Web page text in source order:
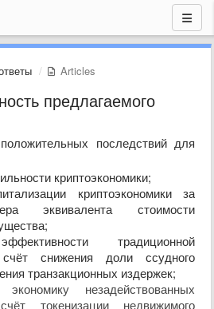
Articles
предлагаемого
последствий для
криптоэкономики;
криптоэкономики за
эквивалента стоимости
традиционной
снижения доли ссудного
транзакционных издержек;
незадействованных
токенизации недвижимого